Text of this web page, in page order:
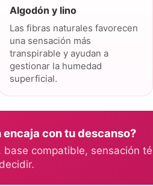
Algodón y lino
Las fibras naturales favorecen
una sensación más
transpirable y ayudan a
gestionar la humedad
superficial.
con tu descanso?
compatible, sensación